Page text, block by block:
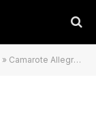
» Camarote Allegria chega aos 10 anos como um legado do Carnaval da Sapucaí